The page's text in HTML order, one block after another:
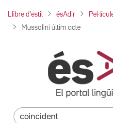
Llibre d'estil ésAdir
Mussolini últim acte